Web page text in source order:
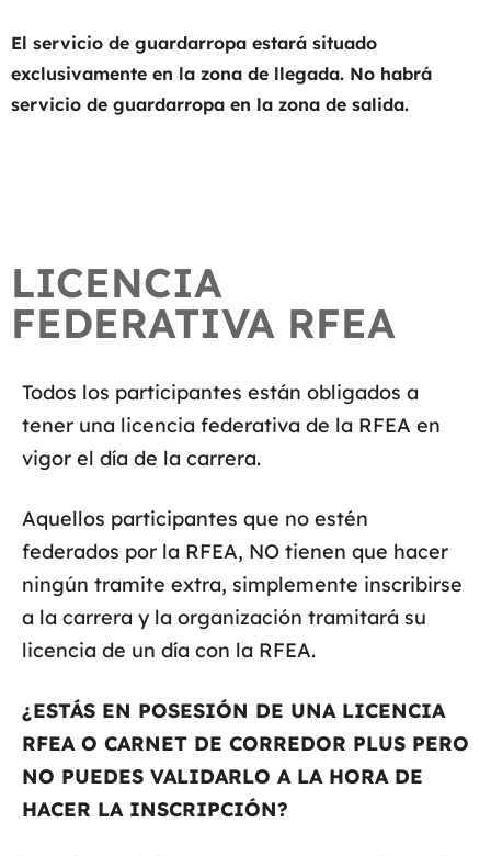
El servicio de guardarropa estará situado
exclusivamente en la zona de llegada. No habrá
servicio de guardarropa en la zona de salida.
LICENCIA
FEDERATIVA RFEA
Todos los participantes están obligados a
tener una licencia federativa de la RFEA en
vigor el día de la carrera.
Aquellos participantes que no estén
federados por la RFEA, NO tienen que hacer
ningún tramite extra, simplemente inscribirse
a la carrera y la organización tramitará su
licencia de un día con la RFEA.
¿ESTÁS EN POSESIÓN DE UNA LICENCIA
RFEA O CARNET DE CORREDOR PLUS PERO
NO PUEDES VALIDARLO A LA HORA DE
HACER LA INSCRIPCIÓN?